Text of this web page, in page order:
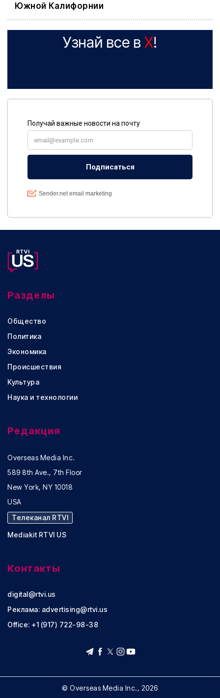
Южной Калифорнии
Узнай все в X!
Разделы
Общество
Политика
Экономика
Происшествия
Культура
Наука и технологии
Редакция
Overseas Media Inc.
589 8th Ave., 7th Floor
New York, NY 10018
USA
Телеканал RTVI
Mediakit RTVI US
Контакты
digital@rtvi.us
Реклама: advertising@rtvi.us
Office: +1 (917) 722-98-38
© Overseas Media Inc., 2026